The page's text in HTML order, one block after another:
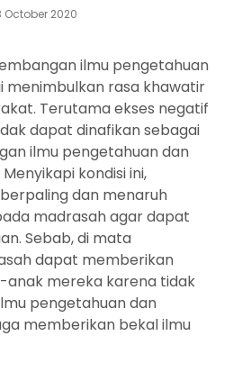
October 2020
ilmu pengetahuan
menimbulkan rasa khawatir
Terutama ekses negatif
dapat dinafikan sebagai
ilmu pengetahuan dan
kondisi ini,
dan menaruh
madrasah agar dapat
Sebab, di mata
dapat memberikan
anak mereka karena tidak
pengetahuan dan
memberikan bekal ilmu